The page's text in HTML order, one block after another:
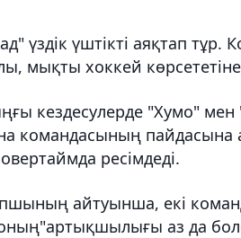
үздік үштікті аяқтап
мықты хоккей
кездесулерде "Хумо" мен
командасының пайдасына
ресімдеді.
айтуынша, екі
аз да